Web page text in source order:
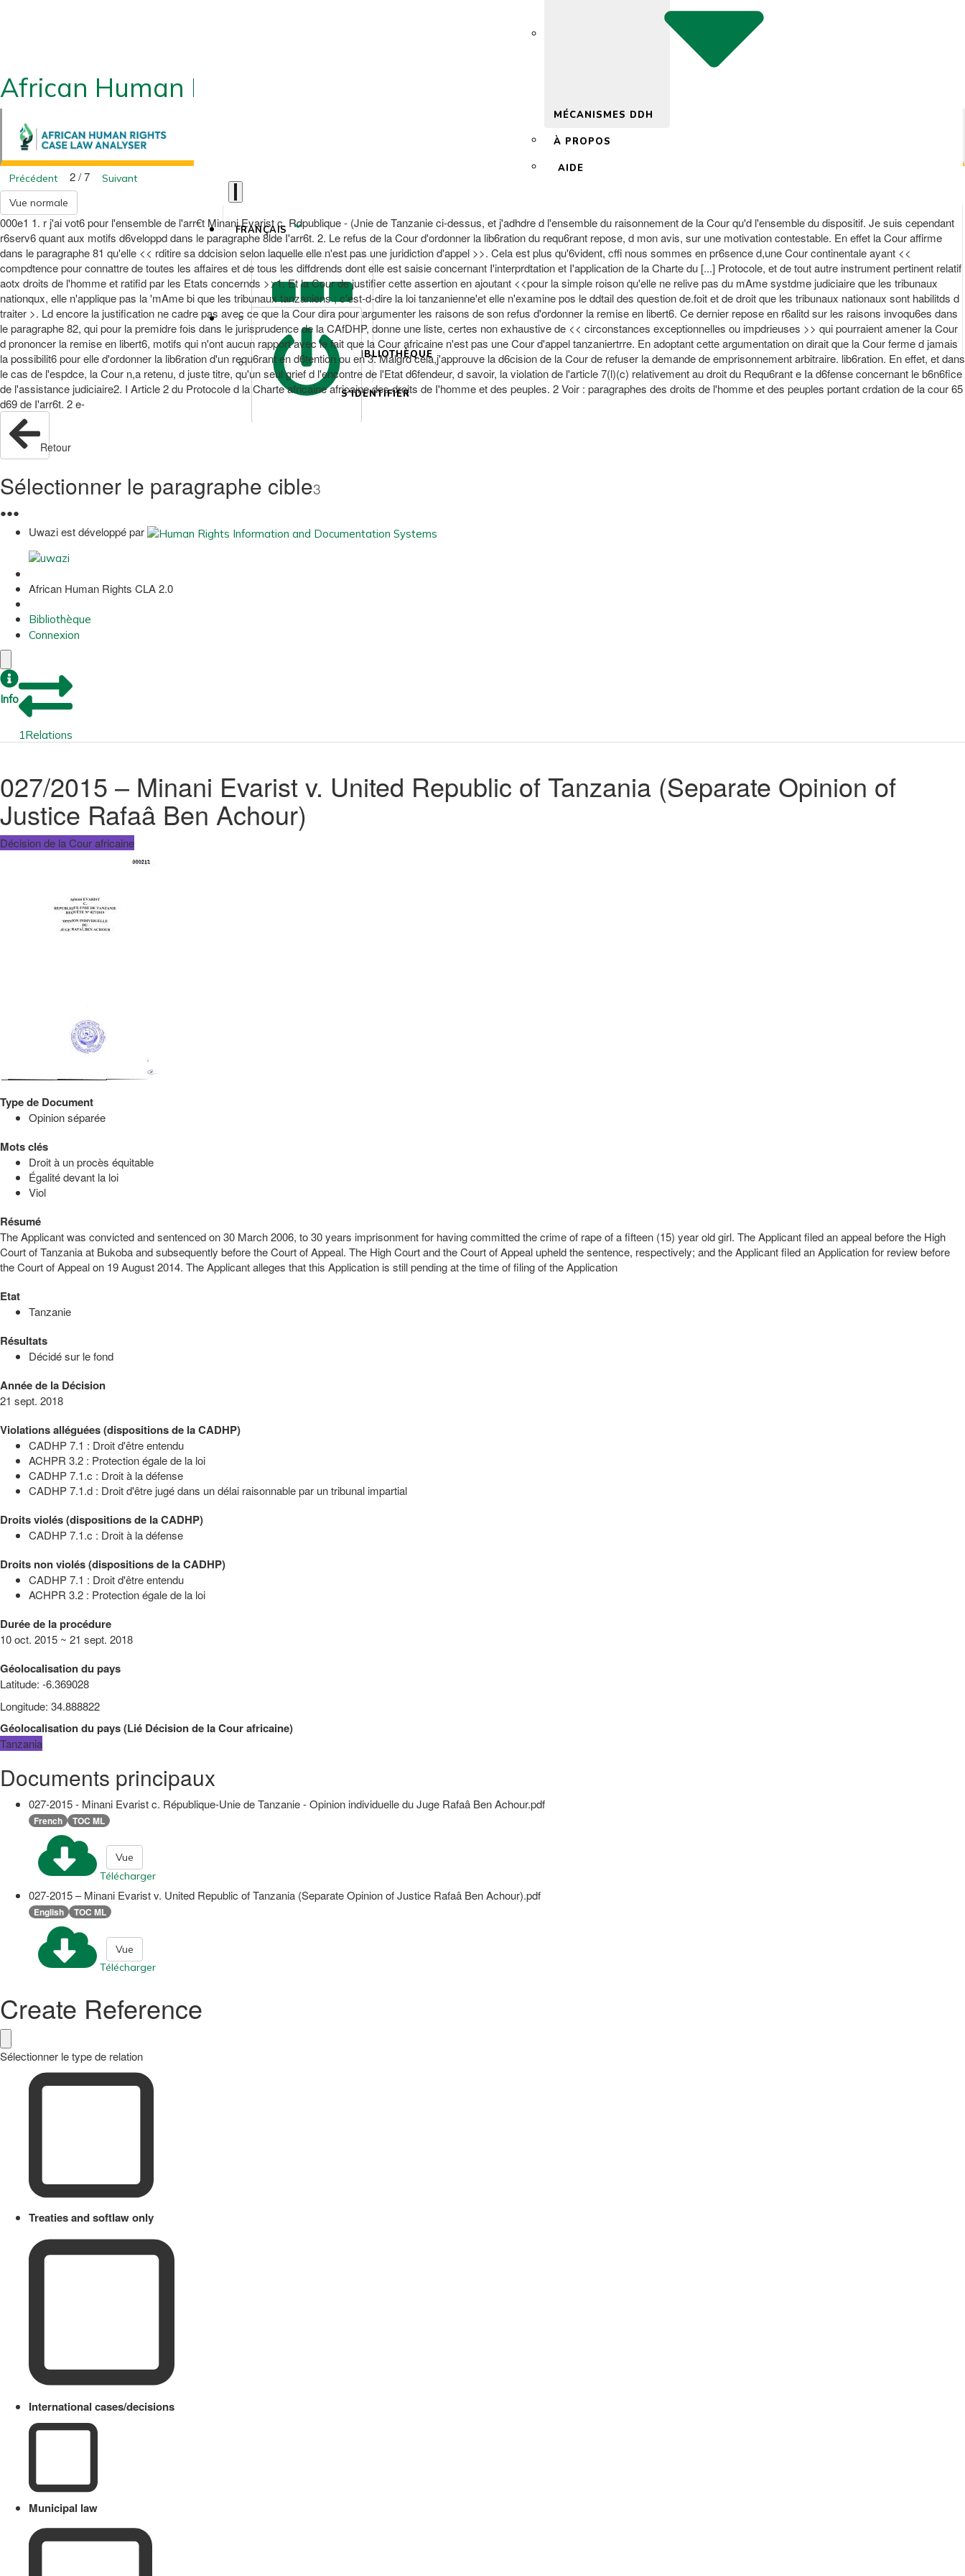
African Human Rights CLA 2.0
MÉCANISMES DDH
À PROPOS
AIDE
FRANÇAIS
BIBLIOTHÈQUE
S'IDENTIFIER
Précédent 2 / 7
Suivant
Vue normale
000e1 1. r j'ai vot6 pour l'ensemble de l'arr€t Minani Evarist c. Rdpublique - (Jnie de Tanzanie ci-dessus, et j'adhdre d l'ensemble du raisonnement de la Cour qu'd l'ensemble du dispositif. Je suis cependant
r6serv6 quant aux motifs d6veloppd dans le paragraphe 8lde I'arr6t. 2. Le refus de la Cour d'ordonner la lib6ration du requ6rant repose, d mon avis, sur une motivation contestable. En effet la Cour affirme
dans le paragraphe 81 qu'elle << rditire sa ddcision selon laquelle elle n'est pas une juridiction d'appel >>. Cela est plus qu'6vident, cffi nous sommes en pr6sence d,une Cour continentale ayant <<
compdtence pour connattre de toutes les affaires et de tous les diffdrends dont elle est saisie concernant I'interprdtation et I'application de la Charte du [...] Protocole, et de tout autre instrument pertinent relatif
aotx droits de l'homme et ratifid par les Etats concernds >>1. Et la Cour de justifier cette assertion en ajoutant <<pour la simple roison qu'elle ne relive pas du mAme systdme judiciaire que les tribunaux
nationqux, elle n'applique pas la 'mAme bi que les tribunaux tanzaniens ; c'est-d-dire la loi tanzanienne'et elle n'examine pos le ddtail des question de.foit et de droit que les tribunaux nationaux sont habilitds d
traiter >. Ld encore la justification ne cadre pas avec ce que la Cour dira pour argumenter les raisons de son refus d'ordonner la remise en libert6. Ce dernier repose en r6alitd sur les raisons invoqu6es dans
le paragraphe 82, qui pour la premidre fois dans le jurisprudence de la CAfDHP, donne une liste, certes non exhaustive de << circonstances exceptionnelles ou impdrieuses >> qui pourraient amener la Cour
d prononcer la remise en libert6, motifs qui n'ont aucun rapport avec le fait que la Cour africaine n'est pas une Cour d'appel tanzaniertrre. En adoptant cette argumentation on dirait que la Cour ferme d jamais
la possibilit6 pour elle d'ordonner la lib6ration d'un requ6rant en d6tention ou en 3. Malgrd cela,j'approuve la d6cision de la Cour de refuser la demande de emprisonnement arbitraire. lib6ration. En effet, et dans
le cas de l'espdce, la Cour n,a retenu, d juste titre, qu'un seul grief d l'encontre de l'Etat d6fendeur, d savoir, la violation de l'article 7(l)(c) relativement au droit du Requ6rant e Ia d6fense concernant le b6n6fice
de l'assistance judiciaire2. I Article 2 du Protocole d la Charte africaine africaine des droits de I'homme et des peuples. 2 Voir : paragraphes des droits de l'homme et des peuples portant crdation de la cour 65
d69 de I'arr6t. 2 e-
Retour
Sélectionner le paragraphe cible3
●●●
Uwazi est développé par
African Human Rights CLA 2.0
Bibliothèque
Connexion
Info
1Relations
027/2015 – Minani Evarist v. United Republic of Tanzania (Separate Opinion of
Justice Rafaâ Ben Achour)
Décision de la Cour africaine
Type de Document
Opinion séparée
Mots clés
Droit à un procès équitable
Égalité devant la loi
Viol
Résumé
The Applicant was convicted and sentenced on 30 March 2006, to 30 years imprisonment for having committed the crime of rape of a fifteen (15) year old girl. The Applicant filed an appeal before the High
Court of Tanzania at Bukoba and subsequently before the Court of Appeal. The High Court and the Court of Appeal upheld the sentence, respectively; and the Applicant filed an Application for review before
the Court of Appeal on 19 August 2014. The Applicant alleges that this Application is still pending at the time of filing of the Application
Etat
Tanzanie
Résultats
Décidé sur le fond
Année de la Décision
21 sept. 2018
Violations alléguées (dispositions de la CADHP)
CADHP 7.1 : Droit d'être entendu
ACHPR 3.2 : Protection égale de la loi
CADHP 7.1.c : Droit à la défense
CADHP 7.1.d : Droit d'être jugé dans un délai raisonnable par un tribunal impartial
Droits violés (dispositions de la CADHP)
CADHP 7.1.c : Droit à la défense
Droits non violés (dispositions de la CADHP)
CADHP 7.1 : Droit d'être entendu
ACHPR 3.2 : Protection égale de la loi
Durée de la procédure
10 oct. 2015 ~ 21 sept. 2018
Géolocalisation du pays
Latitude: -6.369028
Longitude: 34.888822
Géolocalisation du pays(Lié Décision de la Cour africaine)
Tanzania
Documents principaux
027-2015 - Minani Evarist c. République-Unie de Tanzanie - Opinion individuelle du Juge Rafaâ Ben Achour.pdf
French TOC ML
Télécharger
Vue
027-2015 – Minani Evarist v. United Republic of Tanzania (Separate Opinion of Justice Rafaâ Ben Achour).pdf
English TOC ML
Télécharger
Vue
Create Reference
Sélectionner le type de relation
Treaties and softlaw only
International cases/decisions
Municipal law